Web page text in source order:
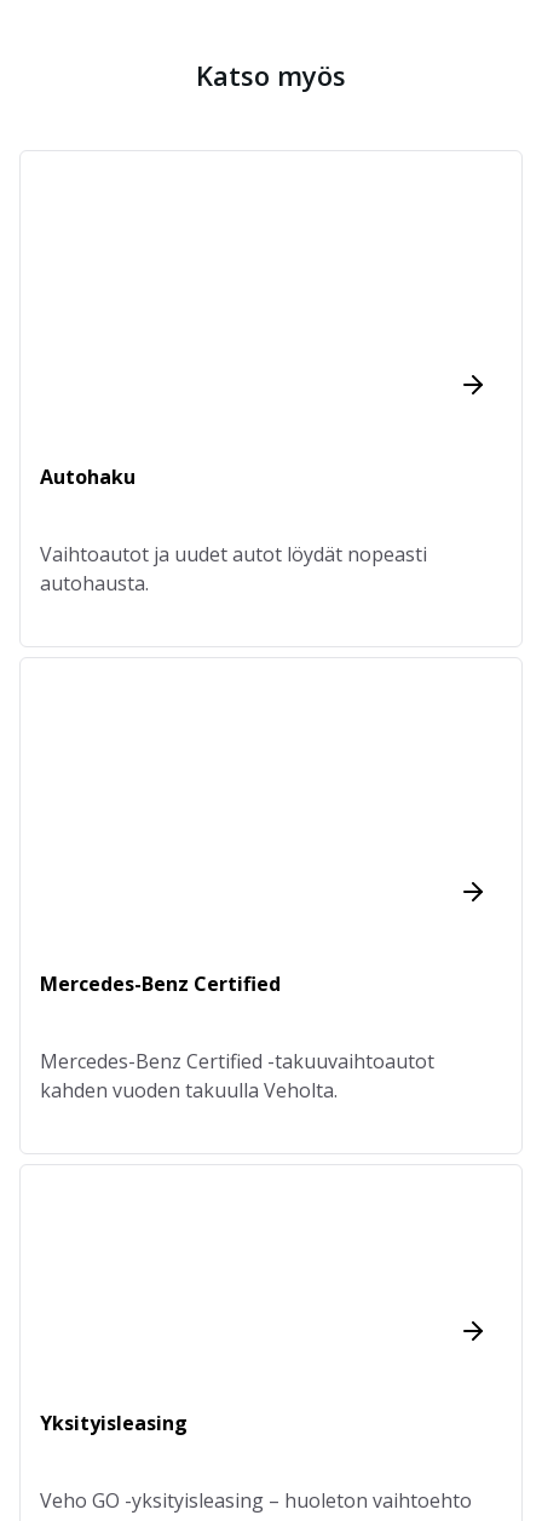
Katso myös
Autohaku
Vaihtoautot ja uudet autot löydät nopeasti
autohausta.
Mercedes-Benz Certified
Mercedes-Benz Certified -takuuvaihtoautot
kahden vuoden takuulla Veholta.
Yksityisleasing
Veho GO -yksityisleasing – huoleton vaihtoehto